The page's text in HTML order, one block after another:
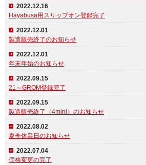
2022.12.16
Hayabusa用スリップオン登録完了
2022.12.01
製造販売終了のお知らせ
2022.12.01
年末年始のお知らせ
2022.09.15
21～GROM登録完了
2022.09.15
製造販売終了（4mini）のお知らせ
2022.08.02
夏季休業日のお知らせ
2022.07.04
価格変更の完了